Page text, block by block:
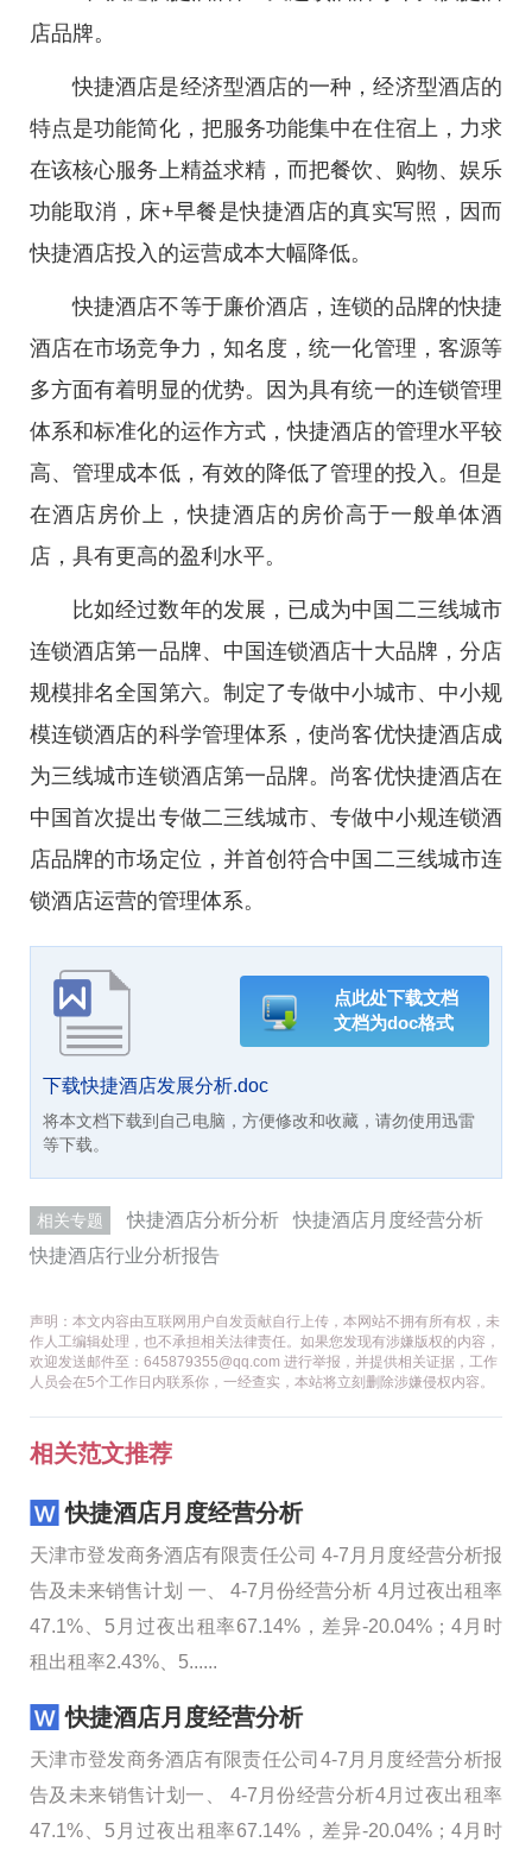
店品牌。
快捷酒店是经济型酒店的一种，经济型酒店的
特点是功能简化，把服务功能集中在住宿上，力求
在该核心服务上精益求精，而把餐饮、购物、娱乐
功能取消，床+早餐是快捷酒店的真实写照，因而
快捷酒店投入的运营成本大幅降低。
快捷酒店不等于廉价酒店，连锁的品牌的快捷
酒店在市场竞争力，知名度，统一化管理，客源等
多方面有着明显的优势。因为具有统一的连锁管理
体系和标准化的运作方式，快捷酒店的管理水平较
高、管理成本低，有效的降低了管理的投入。但是
在酒店房价上，快捷酒店的房价高于一般单体酒
店，具有更高的盈利水平。
比如经过数年的发展，已成为中国二三线城市
连锁酒店第一品牌、中国连锁酒店十大品牌，分店
规模排名全国第六。制定了专做中小城市、中小规
模连锁酒店的科学管理体系，使尚客优快捷酒店成
为三线城市连锁酒店第一品牌。尚客优快捷酒店在
中国首次提出专做二三线城市、专做中小规连锁酒
店品牌的市场定位，并首创符合中国二三线城市连
锁酒店运营的管理体系。
下载快捷酒店发展分析.doc
将本文档下载到自己电脑，方便修改和收藏，请勿使用迅雷
等下载。
点此处下载文档
文档为doc格式
相关专题 快捷酒店分析分析
快捷酒店月度经营分析
快捷酒店行业分析报告
声明：本文内容由互联网用户自发贡献自行上传，本网站不拥有所有权，未
作人工编辑处理，也不承担相关法律责任。如果您发现有涉嫌版权的内容，
欢迎发送邮件至：645879355@qq.com 进行举报，并提供相关证据，工作
人员会在5个工作日内联系你，一经查实，本站将立刻删除涉嫌侵权内容。
相关范文推荐
快捷酒店月度经营分析
天津市登发商务酒店有限责任公司 4-7月月度经营分析报
告及未来销售计划 一、 4-7月份经营分析 4月过夜出租率
47.1%、5月过夜出租率67.14%，差异-20.04%；4月时
租出租率2.43%、5......
快捷酒店月度经营分析
天津市登发商务酒店有限责任公司4-7月月度经营分析报
告及未来销售计划一、 4-7月份经营分析4月过夜出租率
47.1%、5月过夜出租率67.14%，差异-20.04%；4月时